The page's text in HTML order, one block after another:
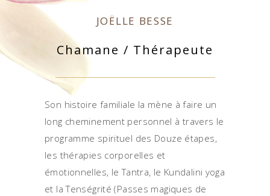
JOËLLE BESSE
Chamane / Thérapeute
Son histoire familiale la mène à faire un
long cheminement personnel à travers le
programme spirituel des Douze étapes,
les thérapies corporelles et
émotionnelles, le Tantra, le Kundalini yoga
et la Tenségrité (Passes magiques de